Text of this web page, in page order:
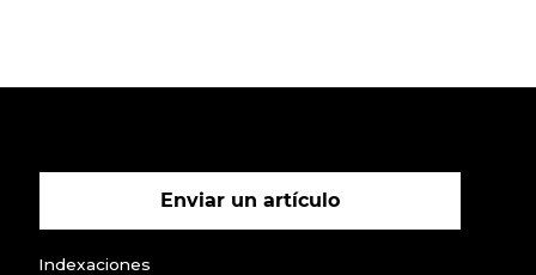
Enviar un artículo
Indexaciones